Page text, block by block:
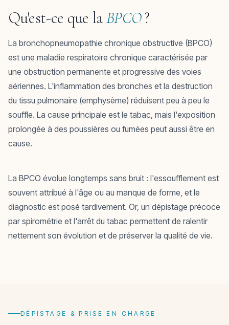
Qu'est-ce que laBPCO?
La bronchopneumopathie chronique obstructive (BPCO)
est une maladie respiratoire chronique caractérisée par
une obstruction permanente et progressive des voies
aériennes. L'inflammation des bronches et la destruction
du tissu pulmonaire (emphysème) réduisent peu à peu le
souffle. La cause principale est le tabac, mais l'exposition
prolongée à des poussières ou fumées peut aussi être en
cause.
La BPCO évolue longtemps sans bruit : l'essoufflement est
souvent attribué à l'âge ou au manque de forme, et le
diagnostic est posé tardivement. Or, un dépistage précoce
par spirométrie et l'arrêt du tabac permettent de ralentir
nettement son évolution et de préserver la qualité de vie.
DÉPISTAGE & PRISE EN CHARGE